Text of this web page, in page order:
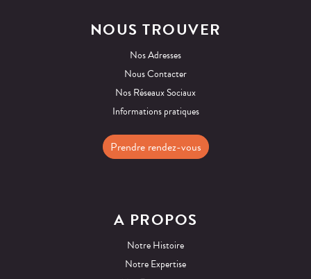
NOUS TROUVER
Nos Adresses
Nous Contacter
Nos Réseaux Sociaux
Informations pratiques
Prendre rendez-vous
A PROPOS
Notre Histoire
Notre Expertise